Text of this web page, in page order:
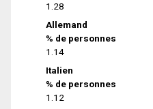
1.28
Allemand
% de personnes
1.14
Italien
% de personnes
1.12